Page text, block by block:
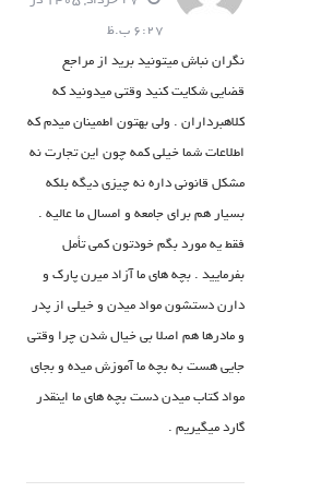
6:27 ب.ظ
نگران نباش میتونید برید از مراجع
قضایی شکایت کنید وقتی میدونید که
کلاهبرداران . ولی بهتون اطمینان میدم که
اطلاعات شما خیلی کمه چون این تجارت نه
مشکل قانونی داره نه چیزی دیگه بلکه
بسیار هم برای جامعه و امسال ما عالیه .
فقط یه مورد بگم خودتون کمی تأمل
بفرمایید . بچه های ما آزاد میرن پارک و
دارن دستشون مواد میدن و خیلی از پدر
و مادرها هم اصلا بی خیال شدن چرا وقتی
جایی هست به بچه ما آموزش میده و بجای
مواد کتاب میدن دست بچه های ما اینقدر
گارد میگیریم .